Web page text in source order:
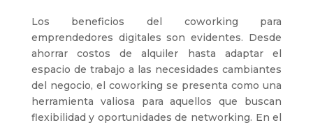
Los beneficios del coworking para
emprendedores digitales son evidentes. Desde
ahorrar costos de alquiler hasta adaptar el
espacio de trabajo a las necesidades cambiantes
del negocio, el coworking se presenta como una
herramienta valiosa para aquellos que buscan
flexibilidad y oportunidades de networking. En el